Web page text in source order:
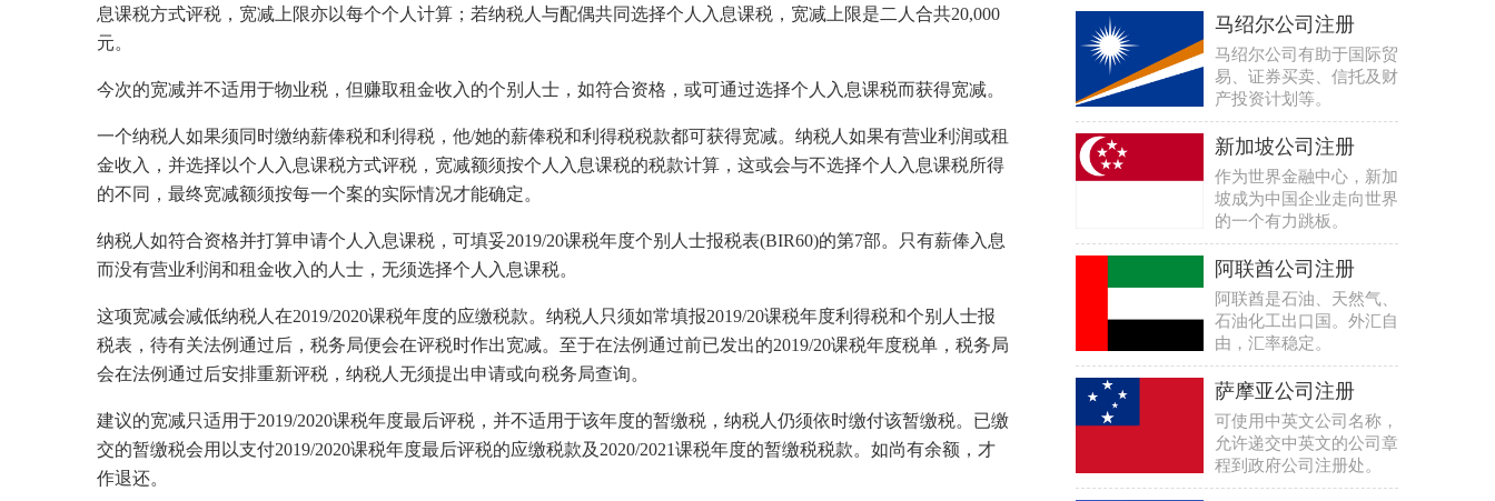
息课税方式评税，宽减上限亦以每个个人计算；若纳税人与配偶共同选择个人入息课税，宽减上限是二人合共20,000
元。
今次的宽减并不适用于物业税，但赚取租金收入的个别人士，如符合资格，或可通过选择个人入息课税而获得宽减。
一个纳税人如果须同时缴纳薪俸税和利得税，他/她的薪俸税和利得税税款都可获得宽减。纳税人如果有营业利润或租
金收入，并选择以个人入息课税方式评税，宽减额须按个人入息课税的税款计算，这或会与不选择个人入息课税所得
的不同，最终宽减额须按每一个案的实际情况才能确定。
纳税人如符合资格并打算申请个人入息课税，可填妥2019/20课税年度个别人士报税表(BIR60)的第7部。只有薪俸入息
而没有营业利润和租金收入的人士，无须选择个人入息课税。
这项宽减会减低纳税人在2019/2020课税年度的应缴税款。纳税人只须如常填报2019/20课税年度利得税和个别人士报
税表，待有关法例通过后，税务局便会在评税时作出宽减。至于在法例通过前已发出的2019/20课税年度税单，税务局
会在法例通过后安排重新评税，纳税人无须提出申请或向税务局查询。
建议的宽减只适用于2019/2020课税年度最后评税，并不适用于该年度的暂缴税，纳税人仍须依时缴付该暂缴税。已缴
交的暂缴税会用以支付2019/2020课税年度最后评税的应缴税款及2020/2021课税年度的暂缴税税款。如尚有余额，才
作退还。
马绍尔公司注册
马绍尔公司有助于国际贸
易、证券买卖、信托及财
产投资计划等。
新加坡公司注册
作为世界金融中心，新加
坡成为中国企业走向世界
的一个有力跳板。
阿联酋公司注册
阿联酋是石油、天然气、
石油化工出口国。外汇自
由，汇率稳定。
萨摩亚公司注册
可使用中英文公司名称，
允许递交中英文的公司章
程到政府公司注册处。